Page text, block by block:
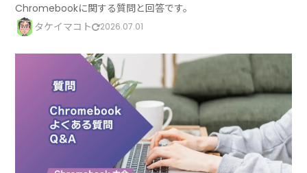
Chromebookに関する質問と回答です。
タケイマコト
2026.07.01